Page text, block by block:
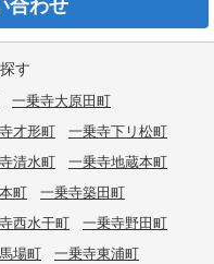
す
一乗寺大原田町
才形町
一乗寺下リ松町
清水町
一乗寺地蔵本町
町
一乗寺築田町
西水干町
一乗寺野田町
場町
一乗寺東浦町